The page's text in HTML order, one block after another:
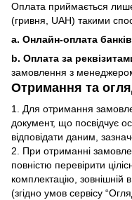
Оплата приймається
(гривня, UAH) такими
a. Онлайн-оплата
b. Оплата за
замовлення з
Отримання та
1. Для отримання
документ, що посвідчує
відповідати даним,
2. При отриманні
повністю перевірити
комплектацію, зовнішній
(згідно умов сервісу